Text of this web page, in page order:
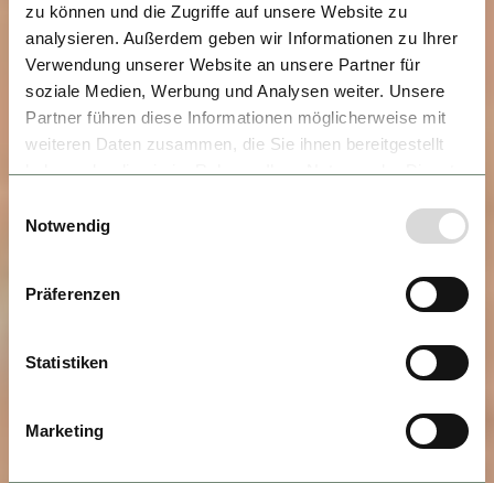
zu können und die Zugriffe auf unsere Website zu
analysieren. Außerdem geben wir Informationen zu Ihrer
Verwendung unserer Website an unsere Partner für
soziale Medien, Werbung und Analysen weiter. Unsere
Partner führen diese Informationen möglicherweise mit
weiteren Daten zusammen, die Sie ihnen bereitgestellt
haben oder die sie im Rahmen Ihrer Nutzung der Dienste
Notwendig
Präferenzen
Statistiken
Marketing